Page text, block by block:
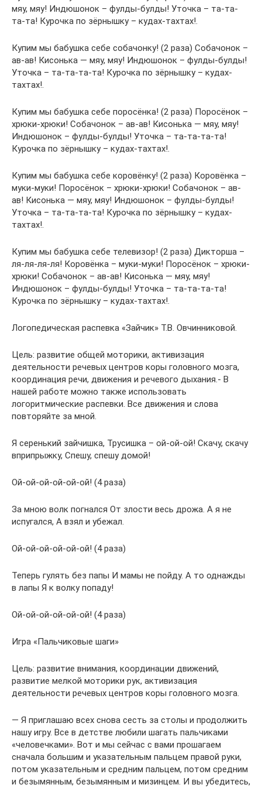
мяу, мяу! Индюшонок – фулды-булды! Уточка – та-та-
та-та! Курочка по зёрнышку – кудах-тахтах!.
Купим мы бабушка себе собачонку! (2 раза) Собачонок –
ав-ав! Кисонька — мяу, мяу! Индюшонок – фулды-булды!
Уточка – та-та-та-та! Курочка по зёрнышку – кудах-
тахтах!.
Купим мы бабушка себе поросёнка! (2 раза) Поросёнок –
хрюки-хрюки! Собачонок – ав-ав! Кисонька — мяу, мяу!
Индюшонок – фулды-булды! Уточка – та-та-та-та!
Курочка по зёрнышку – кудах-тахтах!.
Купим мы бабушка себе коровёнку! (2 раза) Коровёнка –
муки-муки! Поросёнок – хрюки-хрюки! Собачонок – ав-
ав! Кисонька — мяу, мяу! Индюшонок – фулды-булды!
Уточка – та-та-та-та! Курочка по зёрнышку – кудах-
тахтах!.
Купим мы бабушка себе телевизор! (2 раза) Дикторша –
ля-ля-ля-ля! Коровёнка – муки-муки! Поросёнок – хрюки-
хрюки! Собачонок – ав-ав! Кисонька — мяу, мяу!
Индюшонок – фулды-булды! Уточка – та-та-та-та!
Курочка по зёрнышку – кудах-тахтах!.
Логопедическая распевка «Зайчик» Т.В. Овчинниковой.
Цель: развитие общей моторики, активизация
деятельности речевых центров коры головного мозга,
координация речи, движения и речевого дыхания.- В
нашей работе можно также использовать
логоритмические распевки. Все движения и слова
повторяйте за мной.
Я серенький зайчишка, Трусишка – ой-ой-ой! Скачу, скачу
вприпрыжку, Спешу, спешу домой!
Ой-ой-ой-ой-ой-ой! (4 раза)
За мною волк погнался От злости весь дрожа. А я не
испугался, А взял и убежал.
Ой-ой-ой-ой-ой-ой! (4 раза)
Теперь гулять без папы И мамы не пойду. А то однажды
в лапы Я к волку попаду!
Ой-ой-ой-ой-ой-ой! (4 раза)
Игра «Пальчиковые шаги»
Цель: развитие внимания, координации движений,
развитие мелкой моторики рук, активизация
деятельности речевых центров коры головного мозга.
— Я приглашаю всех снова сесть за столы и продолжить
нашу игру. Все в детстве любили шагать пальчиками
«человечками». Вот и мы сейчас с вами прошагаем
сначала большим и указательным пальцем правой руки,
потом указательным и средним пальцем, потом средним
и безымянным, безымянным и мизинцем. И вы убедитесь,